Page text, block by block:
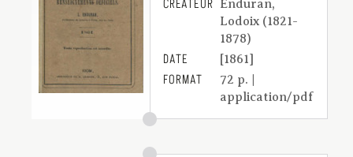
CRÉATEUR Enduran,
Lodoix (1821-
1878)
DATE [1861]
FORMAT
72 p. |
application/pdf